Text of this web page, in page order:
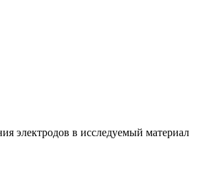
электродов в исследуемый материал